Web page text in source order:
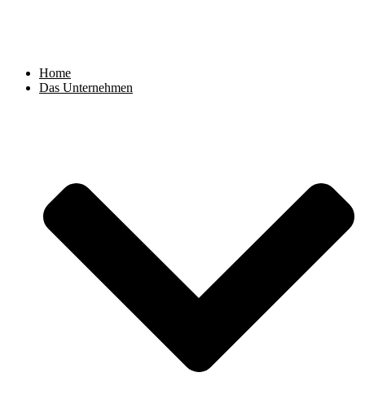
Home
Das Unternehmen